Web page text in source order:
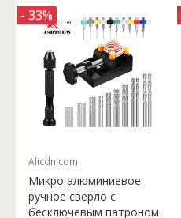
- 33%
Alicdn.com
Микро алюминиевое
ручное сверло с
бесключевым патроном